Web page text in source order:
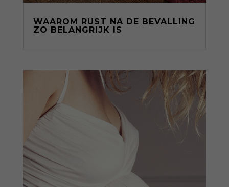
WAAROM RUST NA DE BEVALLING
ZO BELANGRIJK IS